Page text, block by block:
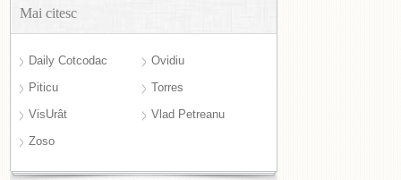
Mai citesc
Daily Cotcodac
Ovidiu
Piticu
Torres
VisUrât
Vlad Petreanu
Zoso